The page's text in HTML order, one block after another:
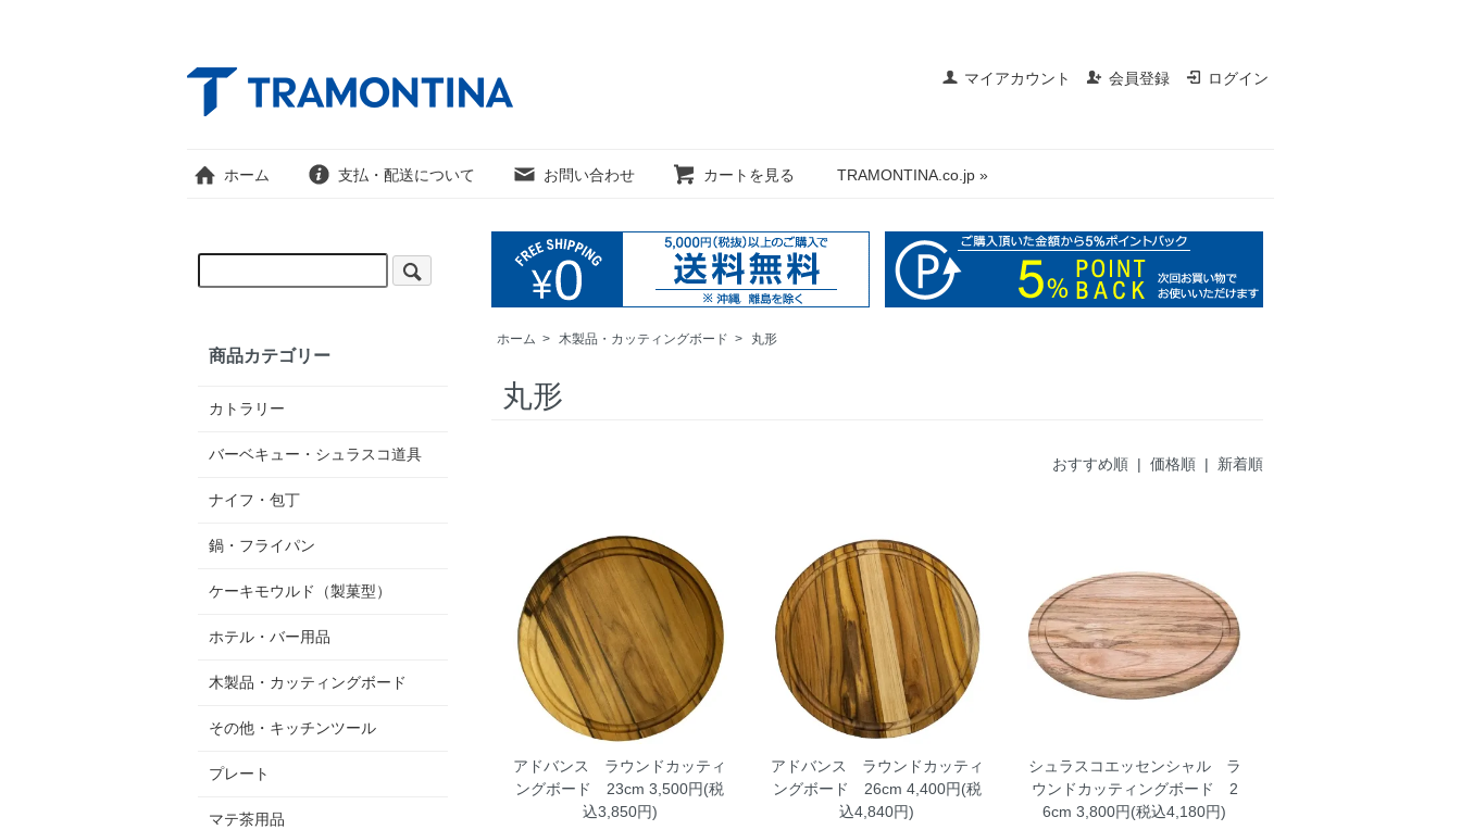
マイアカウント 会員登録 ログイン
ホーム 支払・配送について お問い合わせ カートを見る TRAMONTINA.co.jp »
ホーム > 木製品・カッティングボード > 丸形
丸形
おすすめ順 | 価格順 | 新着順
アドバンス ラウンドカッティ
ングボード 23cm 3,500円(税
込3,850円)
アドバンス ラウンドカッティ
ングボード 26cm 4,400円(税
込4,840円)
シュラスコエッセンシャル ラ
ウンドカッティングボード 2
6cm 3,800円(税込4,180円)
商品カテゴリー
カトラリー
バーベキュー・シュラスコ道具
ナイフ・包丁
鍋・フライパン
ケーキモウルド（製菓型）
ホテル・バー用品
木製品・カッティングボード
その他・キッチンツール
プレート
マテ茶用品